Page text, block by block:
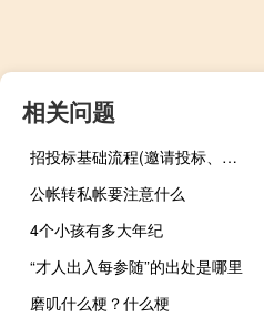
相关问题
招投标基础流程(邀请投标、文件评审、合同签订、验收和支付)
公帐转私帐要注意什么
4个小孩有多大年纪
“才人出入每参随”的出处是哪里
磨叽什么梗？什么梗